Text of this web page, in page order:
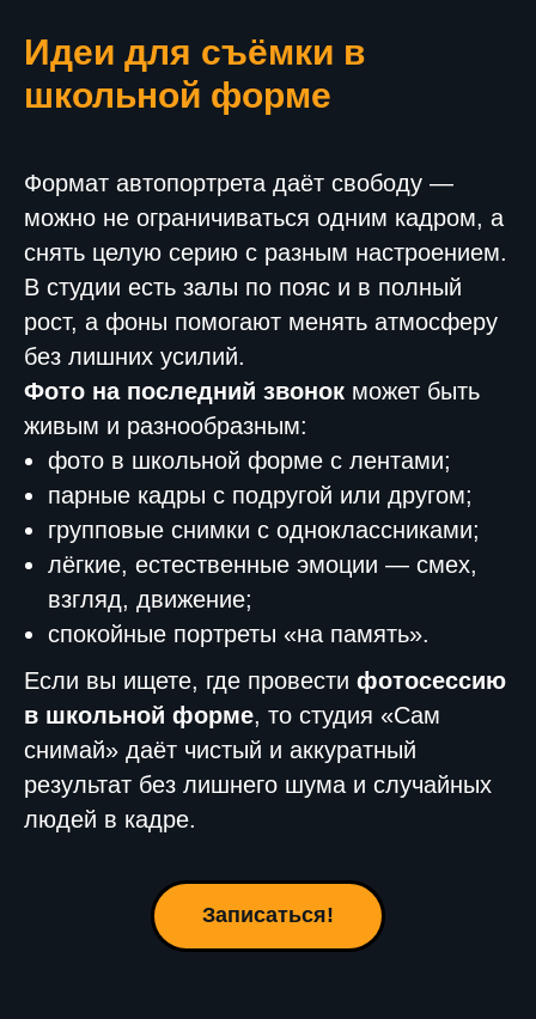
Идеи для съёмки в
школьной форме
Формат автопортрета даёт свободу —
можно не ограничиваться одним кадром, а
снять целую серию с разным настроением.
В студии есть залы по пояс и в полный
рост, а фоны помогают менять атмосферу
без лишних усилий.
Фото на последний звонок может быть
живым и разнообразным:
фото в школьной форме с лентами;
парные кадры с подругой или другом;
групповые снимки с одноклассниками;
лёгкие, естественные эмоции — смех,
взгляд, движение;
спокойные портреты «на память».
Если вы ищете, где провести фотосессию
в школьной форме, то студия «Сам
снимай» даёт чистый и аккуратный
результат без лишнего шума и случайных
людей в кадре.
Записаться!